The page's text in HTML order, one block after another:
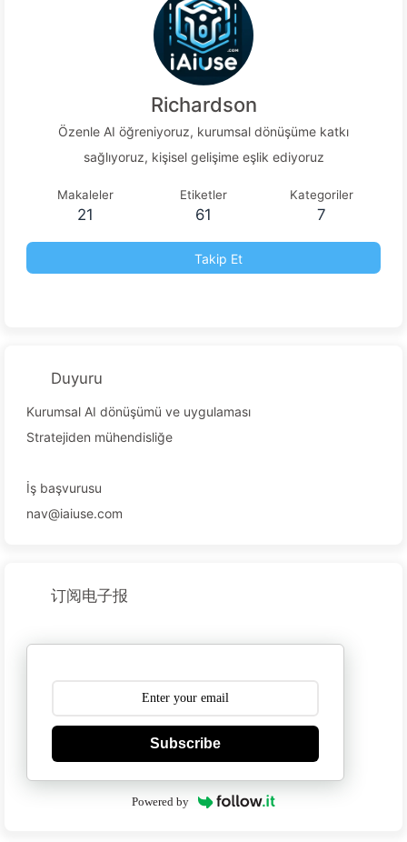
— Yavaş Yavaş AI166
Richardson
Özenle AI öğreniyoruz, kurumsal dönüşüme katkı
sağlıyoruz, kişisel gelişime eşlik ediyoruz
Makaleler
21
Etiketler
61
Kategoriler
7
Takip Et
Duyuru
Kurumsal AI dönüşümü ve uygulaması
Stratejiden mühendisliğe
İş başvurusu
nav@iaiuse.com
订阅电子报
Subscribe
Powered by